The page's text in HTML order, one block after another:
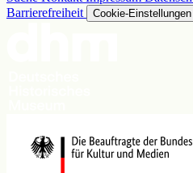
Barrierefreiheit
Cookie-Einstellungen